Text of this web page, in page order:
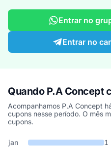
Entrar no
Entrar no
Quando P.A Concept
Acompanhamos P.A Concept
cupons nesse período. O mês
cupons.
Cupons de P.A Concept
Mês Cupons publicados
jan
1